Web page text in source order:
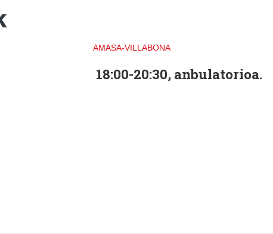
AMASA-VILLABONA
18:00-20:30, anbulatorioa.